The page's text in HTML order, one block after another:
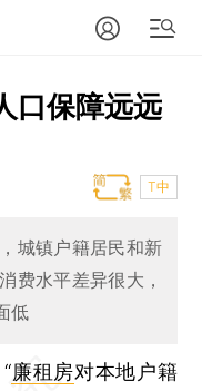
口保障远远
T中
城镇户籍居民和新
费水平差异很大，
低
“廉租房对本地户籍